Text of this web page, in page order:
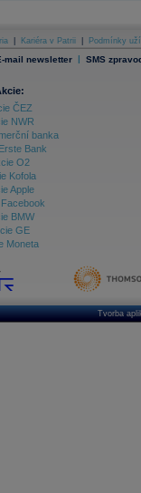
Kariéra v Patrii Podmínky
mail newsletter | SMS
ČEZ
NWR
banka
Bank
O2
Kofola
Apple
BMW
GE
Moneta
Tvorba